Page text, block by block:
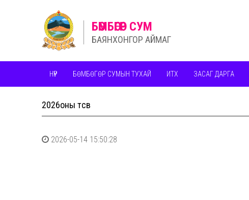
БӨМБӨГӨР СУМ
БАЯНХОНГОР АЙМАГ
НҮҮР БӨМБӨГӨР СУМЫН ТУХАЙ ИТХ ЗАСАГ ДАРГА
2026оны төсөв
2026-05-14 15:50:28